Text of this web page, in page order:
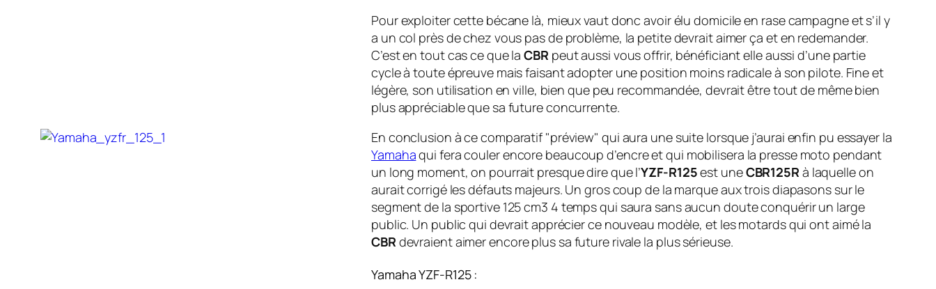
Pour exploiter cette bécane là, mieux vaut donc avoir élu domicile en rase campagne et s’il y
a un col près de chez vous pas de problème, la petite devrait aimer ça et en redemander.
C’est en tout cas ce que laCBR peut aussi vous offrir, bénéficiant elle aussi d’une partie
cycle à toute épreuve mais faisant adopter une position moins radicale à son pilote. Fine et
légère, son utilisation en ville, bien que peu recommandée, devrait être tout de même bien
plus appréciable que sa future concurrente.
En conclusion à ce comparatif "préview" qui aura une suite lorsque j’aurai enfin pu essayer la
Yamahaqui fera couler encore beaucoup d’encre et qui mobilisera la presse moto pendant
un long moment, on pourrait presque dire que l’YZF-R125est uneCBR125R à laquelle on
aurait corrigé les défauts majeurs. Un gros coup de la marque aux trois diapasons sur le
segment de la sportive 125 cm3 4 temps qui saura sans aucun doute conquérir un large
public. Un public qui devrait apprécier ce nouveau modèle, et les motards qui ont aimé la
CBR devraient aimer encore plus sa future rivale la plus sérieuse.
Yamaha YZF-R125 :